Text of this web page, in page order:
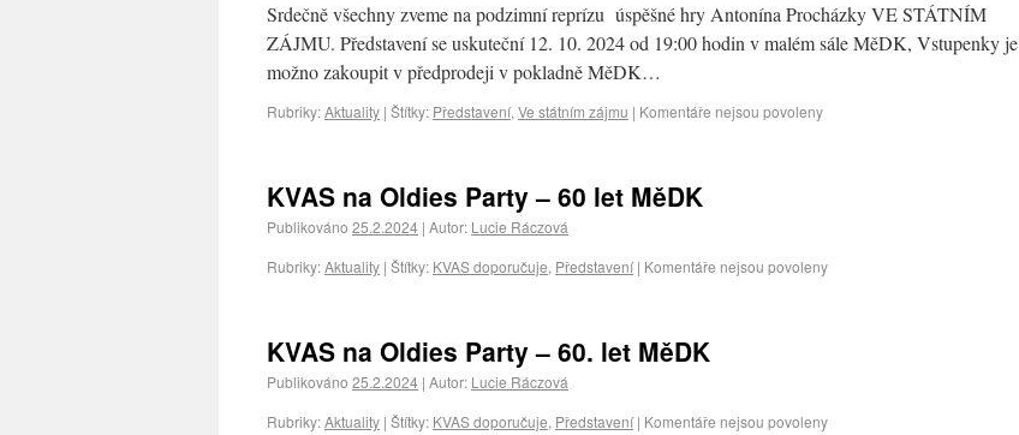
Srdečně všechny zveme na podzimní reprízu úspěšné hry Antonína Procházky VE STÁTNÍM
ZÁJMU. Představení se uskuteční 12. 10. 2024 od 19:00 hodin v malém sále MěDK, Vstupenky je
možno zakoupit v předprodeji v pokladně MěDK…
Rubriky:Aktuality | Štítky: Představení, Ve státním zájmu | Komentáře nejsou povoleny
KVAS na Oldies Party – 60 let MěDK
Publikováno 25.2.2024 | Autor: Lucie Ráczová
Rubriky:Aktuality | Štítky: KVAS doporučuje, Představení | Komentáře nejsou povoleny
KVAS na Oldies Party – 60. let MěDK
Publikováno 25.2.2024 | Autor: Lucie Ráczová
Rubriky:Aktuality | Štítky: KVAS doporučuje, Představení | Komentáře nejsou povoleny